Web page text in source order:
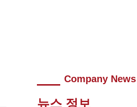
Company News
뉴스 정보